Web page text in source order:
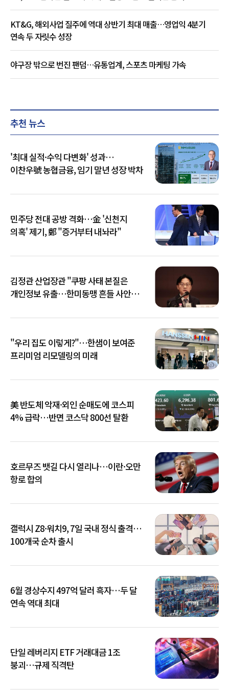
KT&G, 해외사업 질주에 역대 상반기 최대 매출…영업익 4분기
연속 두 자릿수 성장
야구장 밖으로 번진 팬덤…유통업계, 스포츠 마케팅 가속
추천 뉴스
'최대 실적·수익 다변화' 성과…
이찬우號 농협금융, 임기 말년 성장 박차
민주당 전대 공방 격화…金 '신천지
의혹' 제기, 鄭 "증거부터 내놔라"
김정관 산업장관 "쿠팡 사태 본질은
개인정보 유출…한미동맹 흔들 사안
"우리 집도 이렇게?"…한샘이 보여준
프리미엄 리모델링의 미래
美 반도체 악재·외인 순매도에 코스피
4% 급락…반면 코스닥 800선 탈환
호르무즈 뱃길 다시 열리나…이란·오만
항로 합의
갤럭시 Z8·워치9, 7일 국내 정식 출격…
100개국 순차 출시
6월 경상수지 497억 달러 흑자…두 달
연속 역대 최대
단일 레버리지 ETF 거래대금 1조
붕괴…규제 직격탄